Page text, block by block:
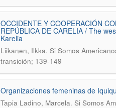
OCCIDENTE Y COOPERACIÓN
REPÚBLICA DE CARELIA / The
Karelia
Liikanen, Ilkka. Si Somos
transición; 139-149
Organizaciones femeninas de
Tapia Ladino, Marcela. Si Somos